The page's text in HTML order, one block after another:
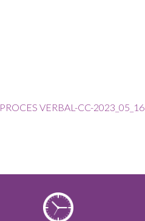
PROCES VERBAL-CC-2023_05_16